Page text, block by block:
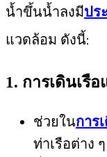
น้ำขึ้นน้ำลงมีปร
แวดล้อม ดังนี้:
1. การเดินเรื
ช่วยในการ
ท่าเรือต่าง